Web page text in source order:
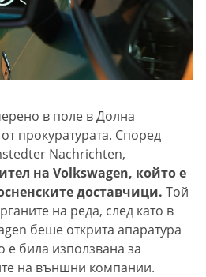
в поле в Долна
прокуратурата. Според
Nachrichten,
на Volkswagen, който е
доставчици. Той
на реда, след като в
беше открита апаратура
е била използвана за
на външни компании.